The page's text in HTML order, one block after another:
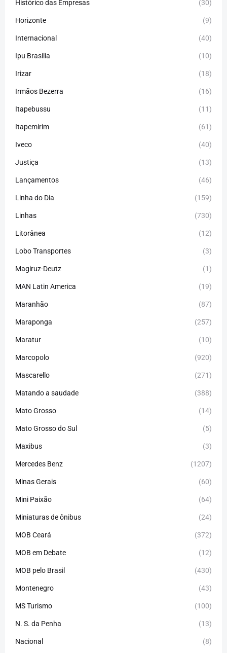
Histórico das Empresas (30)
Horizonte (9)
Internacional (40)
Ipu Brasilia (10)
Irizar (18)
Irmãos Bezerra (16)
Itapebussu (11)
Itapemirim (61)
Iveco (40)
Justiça (13)
Lançamentos (46)
Linha do Dia (159)
Linhas (730)
Litorânea (12)
Lobo Transportes (3)
Magiruz-Deutz (1)
MAN Latin America (19)
Maranhão (87)
Maraponga (257)
Maratur (10)
Marcopolo (920)
Mascarello (271)
Matando a saudade (388)
Mato Grosso (14)
Mato Grosso do Sul (5)
Maxibus (3)
Mercedes Benz (1207)
Minas Gerais (60)
Mini Paixão (64)
Miniaturas de ônibus (24)
MOB Ceará (372)
MOB em Debate (12)
MOB pelo Brasil (430)
Montenegro (43)
MS Turismo (100)
N. S. da Penha (13)
Nacional (8)